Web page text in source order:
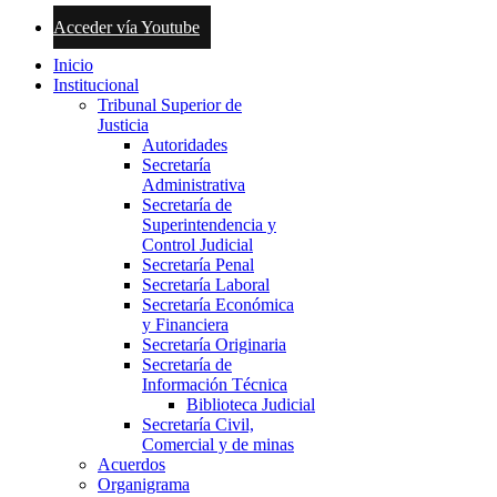
Acceder vía Youtube
Inicio
Institucional
Tribunal Superior de
Justicia
Autoridades
Secretaría
Administrativa
Secretaría de
Superintendencia y
Control Judicial
Secretaría Penal
Secretaría Laboral
Secretaría Económica
y Financiera
Secretaría Originaria
Secretaría de
Información Técnica
Biblioteca Judicial
Secretaría Civil,
Comercial y de minas
Acuerdos
Organigrama